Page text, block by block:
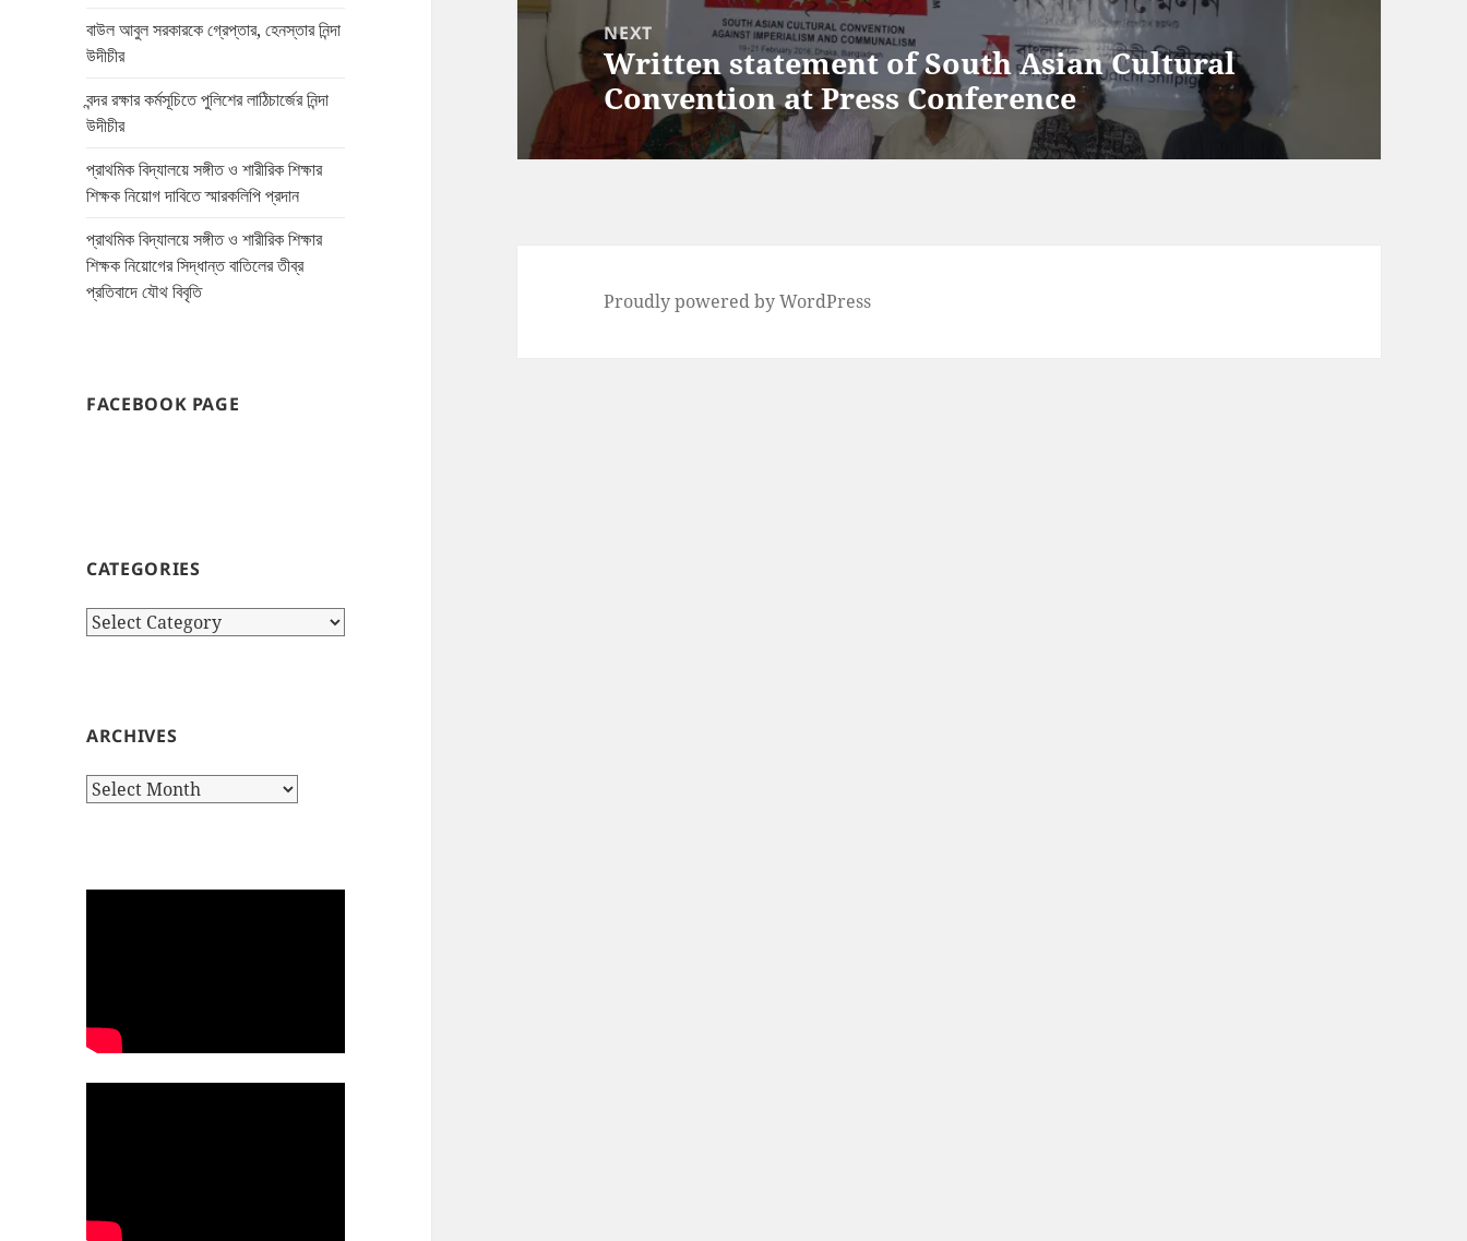
বাউল আবুল সরকারকে গ্রেপ্তার, হেনস্তার নিন্দা
উদীচীর
বন্দর রক্ষার কর্মসূচিতে পুলিশের লাঠিচার্জের নিন্দা
উদীচীর
প্রাথমিক বিদ্যালয়ে সঙ্গীত ও শারীরিক শিক্ষার
শিক্ষক নিয়োগ দাবিতে স্মারকলিপি প্রদান
প্রাথমিক বিদ্যালয়ে সঙ্গীত ও শারীরিক শিক্ষার
শিক্ষক নিয়োগের সিদ্ধান্ত বাতিলের তীব্র
প্রতিবাদে যৌথ বিবৃতি
FACEBOOK PAGE
CATEGORIES
Categories
ARCHIVES
Archives
NEXT
Next
post:
Written statement of South Asian Cultural
Convention at Press Conference
Proudly powered by WordPress